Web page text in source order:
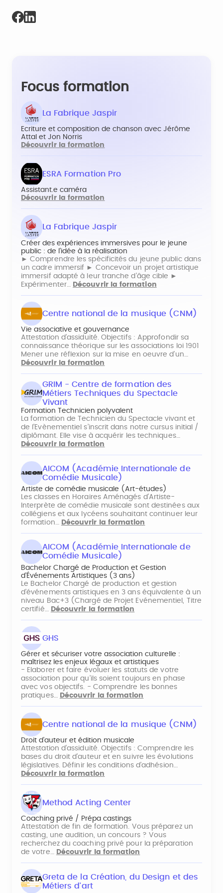
Focus formation
La Fabrique Jaspir
Ecriture et composition de chanson avec Jérôme
Attal et Jon Norris
Découvrir la formation
ESRA Formation Pro
Assistant.e caméra
Découvrir la formation
La Fabrique Jaspir
Créer des expériences immersives pour le jeune
public : de l'idée à la réalisation
► Comprendre les spécificités du jeune public dans
un cadre immersif ► Concevoir un projet artistique
immersif adapté à leur tranche d’âge cible ►
Expérimenter…
Découvrir la formation
Centre national de la musique (CNM)
Vie associative et gouvernance
Attestation d’assiduité. Objectifs : Approfondir sa
connaissance théorique sur les associations loi 1901
Mener une réflexion sur la mise en oeuvre d’un…
Découvrir la formation
GRIM - Centre de formation des
Métiers Techniques du Spectacle
Vivant
Formation Technicien polyvalent
La formation de Technicien du Spectacle vivant et
de l’Evènementiel s’inscrit dans notre cursus initial /
diplômant. Elle vise à acquérir les techniques…
Découvrir la formation
AICOM (Académie Internationale de
Comédie Musicale)
Artiste de comédie musicale (Art-études)
Les classes en Horaires Aménagés d’Artiste-
Interprète de comédie musicale sont destinées aux
collégiens et aux lycéens souhaitant continuer leur
formation… Découvrir la formation
AICOM (Académie Internationale de
Comédie Musicale)
Bachelor Chargé de Production et Gestion
d’Événements Artistiques (3 ans)
Le Bachelor Chargé de production et gestion
d’événements artistiques en 3 ans équivalente à un
niveau Bac+3 (Chargé de Projet Evénementiel, Titre
certifié…
Découvrir la formation
GHS
Gérer et sécuriser votre association culturelle :
maîtrisez les enjeux légaux et artistiques
- Elaborer et faire évoluer les statuts de votre
association pour qu’ils soient toujours en phase
avec vos objectifs. - Comprendre les bonnes
pratiques… Découvrir la formation
Centre national de la musique (CNM)
Droit d'auteur et édition musicale
Attestation d’assiduité. Objectifs : Comprendre les
bases du droit d’auteur et en suivre les évolutions
législatives. Définir les conditions d’adhésion…
Découvrir la formation
Method Acting Center
Coaching privé / Prépa castings
Attestation de fin de formation. Vous préparez un
casting, une audition, un concours ? Vous
recherchez du coaching privé pour la préparation
de votre… Découvrir la formation
Greta de la Création, du Design et des
Métiers d'art